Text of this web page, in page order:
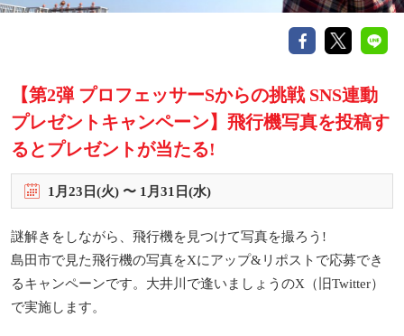
【第2弾 プロフェッサーSからの挑戦 SNS連動
プレゼントキャンペーン】飛行機写真を投稿す
るとプレゼントが当たる!
1 月23 日(火) 〜 1 月31 日(水)
謎解きをしながら、飛行機を見つけて写真を撮ろう!
島田市で見た飛行機の写真をXにアップ&リポストで応募でき
るキャンペーンです。大井川で逢いましょうのX（旧Twitter）
で実施します。